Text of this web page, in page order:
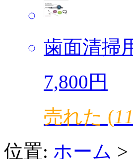
歯面清掃
7,800円
売れた (
位置: ホーム >